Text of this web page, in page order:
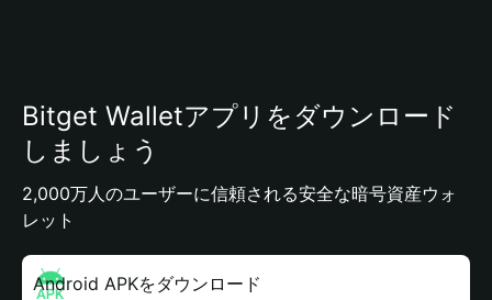
Bitget Walletアプリをダウンロード
しましょう
2,000万人のユーザーに信頼される安全な暗号資産ウォ
レット
Android APKをダウンロード